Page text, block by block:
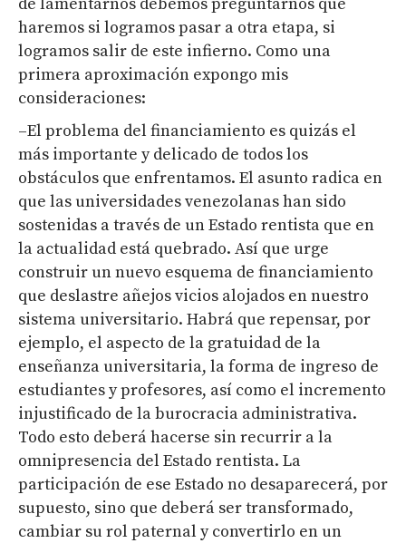
haremos si logramos pasar a otra etapa, si
logramos salir de este infierno. Como una
primera aproximación expongo mis
consideraciones:
–El problema del financiamiento es quizás el
más importante y delicado de todos los
obstáculos que enfrentamos. El asunto radica en
que las universidades venezolanas han sido
sostenidas a través de un Estado rentista que en
la actualidad está quebrado. Así que urge
construir un nuevo esquema de financiamiento
que deslastre añejos vicios alojados en nuestro
sistema universitario. Habrá que repensar, por
ejemplo, el aspecto de la gratuidad de la
enseñanza universitaria, la forma de ingreso de
estudiantes y profesores, así como el incremento
injustificado de la burocracia administrativa.
Todo esto deberá hacerse sin recurrir a la
omnipresencia del Estado rentista. La
participación de ese Estado no desaparecerá, por
supuesto, sino que deberá ser transformado,
cambiar su rol paternal y convertirlo en un